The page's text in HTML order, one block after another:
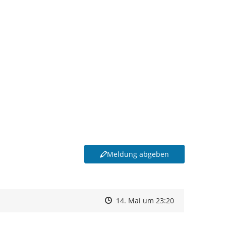
Meldung abgeben
Zeitpunkt des Erstellens
Zeitpunkt des Erstellens
14. Mai um 23:20Zur Äußerung